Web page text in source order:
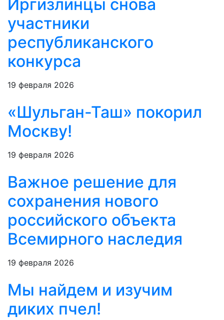
Иргизлинцы снова
участники
республиканского
конкурса
19 февраля 2026
«Шульган-Таш» покорил
Москву!
19 февраля 2026
Важное решение для
сохранения нового
российского объекта
Всемирного наследия
19 февраля 2026
Мы найдем и изучим
диких пчел!